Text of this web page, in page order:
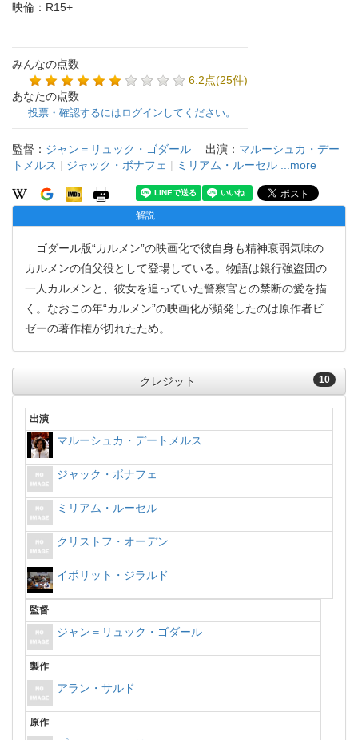
映倫：R15+
みんなの点数
6.2点(25件)
あなたの点数
投票・確認するにはログインしてください。
監督： ジャン＝リュック・ゴダール 出演： マルーシュカ・デー
トメルス | ジャック・ボナフェ | ミリアム・ルーセル ...more
解説
ゴダール版“カルメン”の映画化で彼自身も精神衰弱気味の
カルメンの伯父役として登場している。物語は銀行強盗団の
一人カルメンと、彼女を追っていた警察官との禁断の愛を描
く。なおこの年“カルメン”の映画化が頻発したのは原作者ビ
ゼーの著作権が切れたため。
10
クレジット
出演
マルーシュカ・デートメルス
ジャック・ボナフェ
ミリアム・ルーセル
クリストフ・オーデン
イポリット・ジラルド
監督
ジャン＝リュック・ゴダール
製作
アラン・サルド
原作